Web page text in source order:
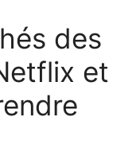
des
et